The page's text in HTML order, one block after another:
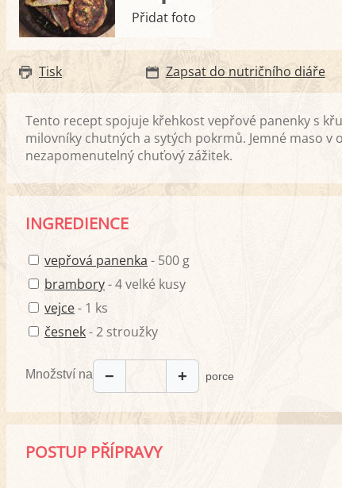
Přidat foto
Tisk Zapsat do nutričního diáře
Tento recept spojuje křehkost vepřové panenky s
milovníky chutných a sytých pokrmů. Jemné maso
nezapomenutelný chuťový zážitek.
INGREDIENCE
vepřová panenka - 500 g
brambory- 4 velké kusy
vejce- 1 ks
česnek- 2 stroužky
Množství na − + porce
POSTUP PŘÍPRAVY